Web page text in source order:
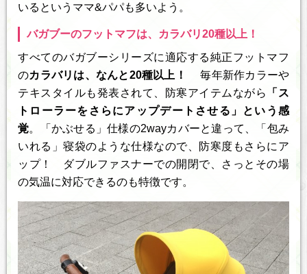
いるというママ&パパも多いよう。
バガブーのフットマフは、カラバリ20種以上！
すべてのバガブーシリーズに適応する純正フットマフ
のカラバリは、なんと20種以上！
毎年新作カラーや
テキスタイルも発表されて、防寒アイテムながら
「ス
トローラーをさらにアップデートさせる」という感
覚。「かぶせる」仕様の2wayカバーと違って、「包み
いれる」寝袋のような仕様なので、防寒度もさらにア
ップ！ ダブルファスナーでの開閉で、さっとその場
の気温に対応できるのも特徴です。